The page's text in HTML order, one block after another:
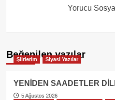
Yorucu
Beğenilen yazılar
Şiirlerim Siyasi Yazılar
YENİDEN SAADETLER
5 Ağustos 2026